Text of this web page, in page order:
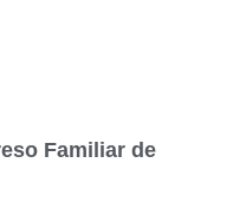
Familiar de